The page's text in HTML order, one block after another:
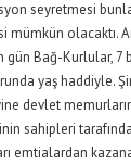
seyretmesi
olacaktı.
gün Bağ-Kurlular, 7
yaş haddiyle.
devlet
sahipleri
emtialardan